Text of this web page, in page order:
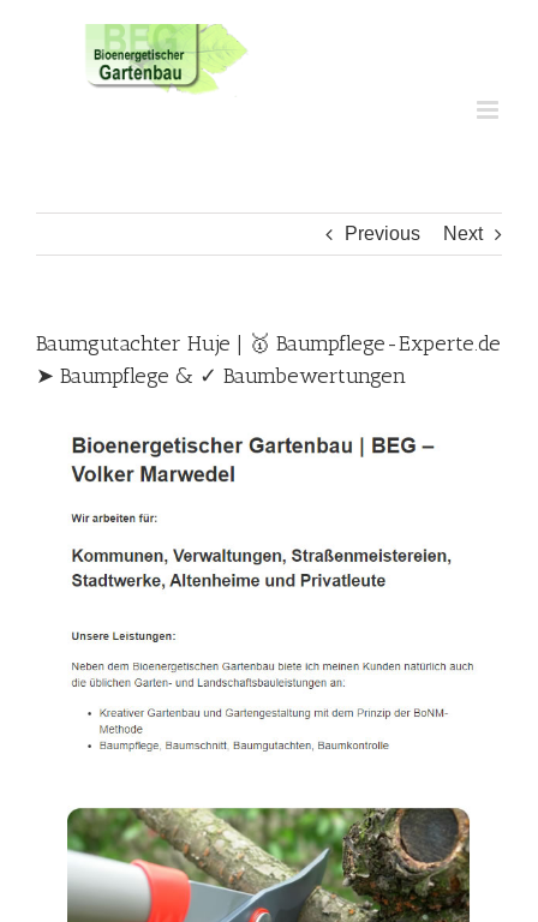
Previous Next
Baumgutachter Huje | 🥇 Baumpflege-Experte.de
➤ Baumpflege & ✓ Baumbewertungen